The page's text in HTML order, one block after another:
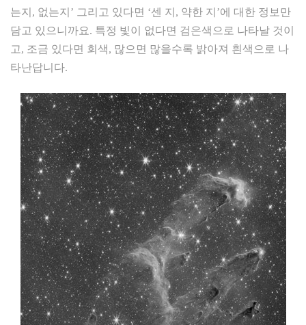
는지, 없는지’ 그리고 있다면 ‘센 지, 약한 지’에 대한 정보만
담고 있으니까요. 특정 빛이 없다면 검은색으로 나타날 것이
고, 조금 있다면 회색, 많으면 많을수록 밝아져 흰색으로 나
타난답니다.